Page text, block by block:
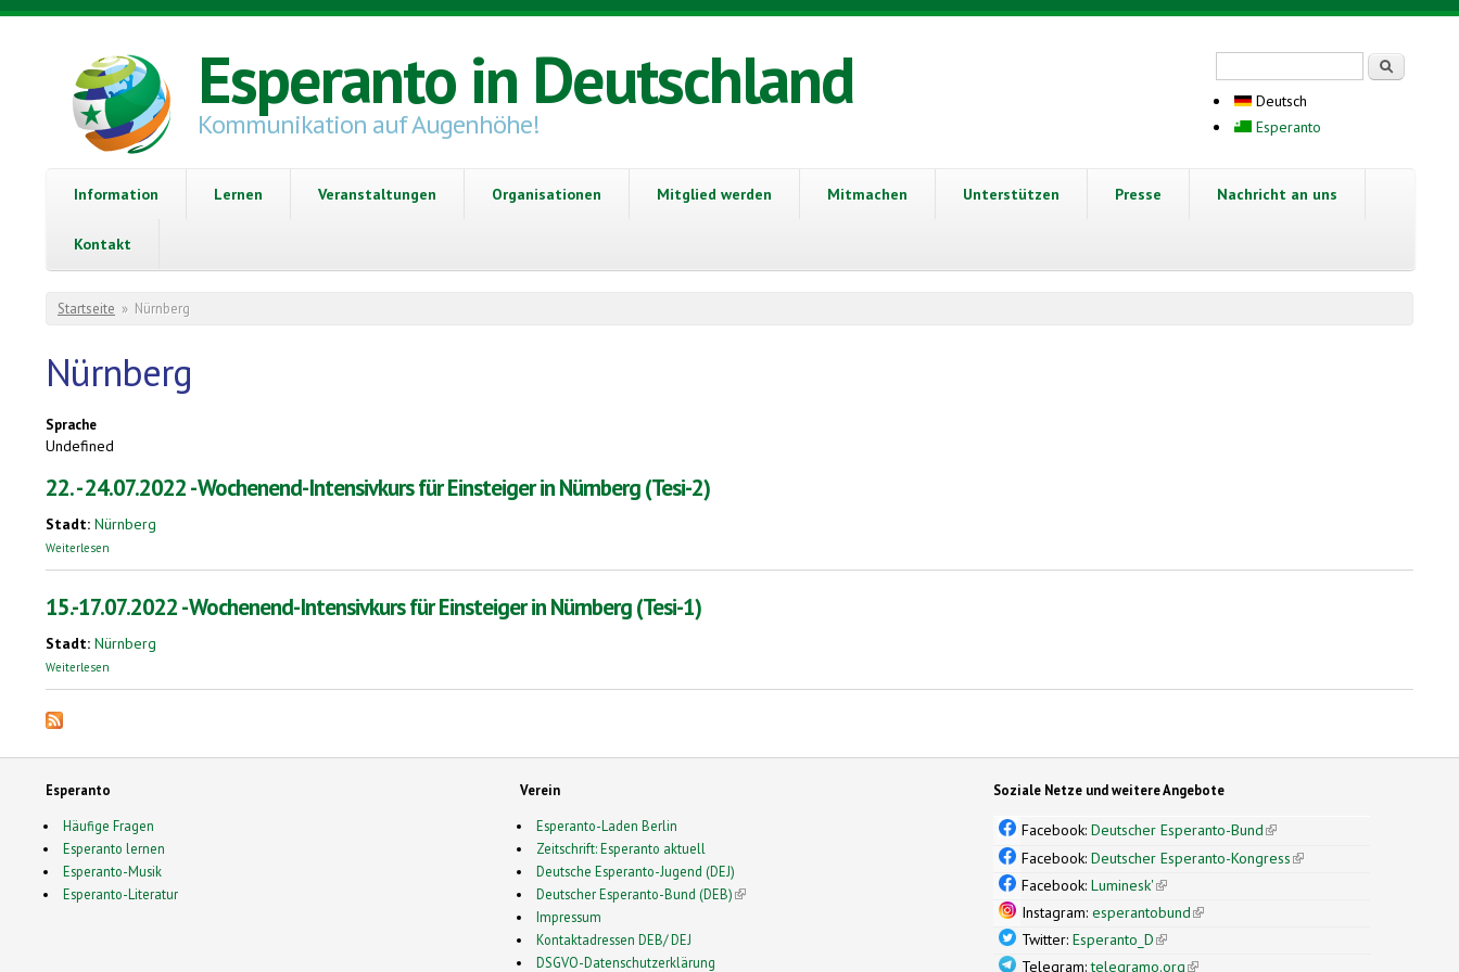
Direkt zum Inhalt
Esperanto in Deutschland
Kommunikation auf Augenhöhe!
Deutsch
Esperanto
Information Lernen Veranstaltungen Organisationen Mitglied werden Mitmachen Unterstützen Presse Nachricht an uns
Kontakt
Sie sind hier
Startseite » Nürnberg
Nürnberg
Sprache
Undefined
22. - 24.07.2022 - Wochenend-Intensivkurs für Einsteiger in Nürnberg (Tesi-2)
Stadt: Nürnberg
Weiterlesen
15.-17.07.2022 - Wochenend-Intensivkurs für Einsteiger in Nürnberg (Tesi-1)
Stadt: Nürnberg
Weiterlesen
Esperanto
Häufige Fragen
Esperanto lernen
Esperanto-Musik
Esperanto-Literatur
Verein
Esperanto-Laden Berlin
Zeitschrift: Esperanto aktuell
Deutsche Esperanto-Jugend (DEJ)
Deutscher Esperanto-Bund (DEB)(link is external)
Impressum
Kontaktadressen DEB/ DEJ
DSGVO-Datenschutzerklärung
Soziale Netze und weitere Angebote
Facebook:Deutscher Esperanto-Bund(link is external)
Facebook:Deutscher Esperanto-Kongress(link is external)
Facebook:Luminesk'(link is external)
Instagram:esperantobund(link is external)
Twitter:Esperanto_D(link is external)
Telegram:telegramo.org(link is external)